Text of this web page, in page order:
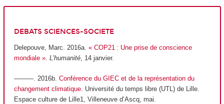
DEBATS SCIENCES-SOCIETE
Delepouve, Marc. 2016a. « COP21 : Une prise de conscience
mondiale ». L’humanité, 14 janvier.
———. 2016b. Conférence du GIEC et de la représentation du
changement climatique . Université du temps libre (UTL) de Lille.
Espace culture de Lille1, Villeneuve d’Ascq, mai.